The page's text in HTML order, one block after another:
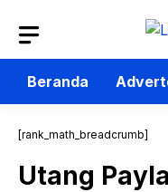
isi
Beranda
[rank_math_breadcrumb]
Utang